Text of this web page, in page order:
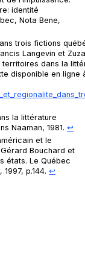
identité
Nota Bene,
trois fictions
Langevin et
dans la
disponible en ligne
la littérature
Naaman, 1981.↩︎
et le
Bouchard et
états. Le Québec
1997, p.144.↩︎